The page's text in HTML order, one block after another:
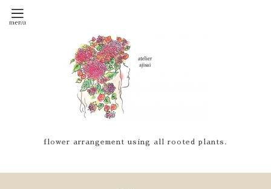
flower arrangement using all rooted plants.